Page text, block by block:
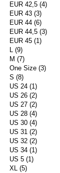
EUR 42,5 (4)
EUR 43 (3)
EUR 44 (6)
EUR 44,5 (3)
EUR 45 (1)
L (9)
M (7)
One Size (3)
S (8)
US 24 (1)
US 26 (2)
US 27 (2)
US 28 (4)
US 30 (4)
US 31 (2)
US 32 (2)
US 34 (1)
US 5 (1)
XL (5)